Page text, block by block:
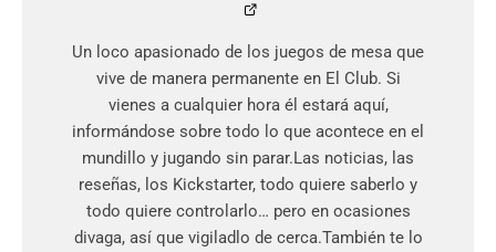
Un loco apasionado de los juegos de mesa que
vive de manera permanente en El Club. Si
vienes a cualquier hora él estará aquí,
informándose sobre todo lo que acontece en el
mundillo y jugando sin parar.Las noticias, las
reseñas, los Kickstarter, todo quiere saberlo y
todo quiere controlarlo… pero en ocasiones
divaga, así que vigiladlo de cerca.También te lo